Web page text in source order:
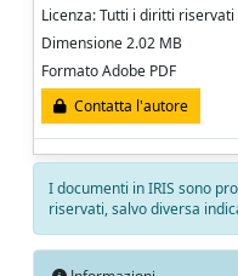
Licenza: Tutti i diritti
Dimensione 2.02 MB
Formato Adobe PDF
Contatta l'autore
I documenti in IRIS sono
riservati, salvo diversa